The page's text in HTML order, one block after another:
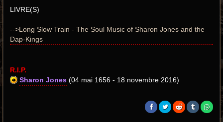
LIVRE(S)
-->Long Slow Train - The Soul Music of Sharon Jones and the
Dap-Kings
R.I.P.
Sharon Jones (04 mai 1656 - 18 novembre 2016)